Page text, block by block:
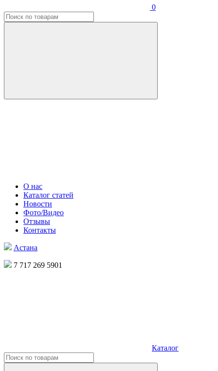
0
О нас
Каталог статей
Новости
Фото/Видео
Отзывы
Контакты
Астана
7 717 269 5901
Каталог